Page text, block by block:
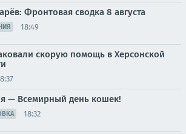
Фронтовая сводка 8 августа
18:49
скорую помощь в Херсонской
— Всемирный день кошек!
18:32